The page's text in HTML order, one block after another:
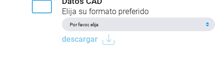
Elija su formato preferido
descargar